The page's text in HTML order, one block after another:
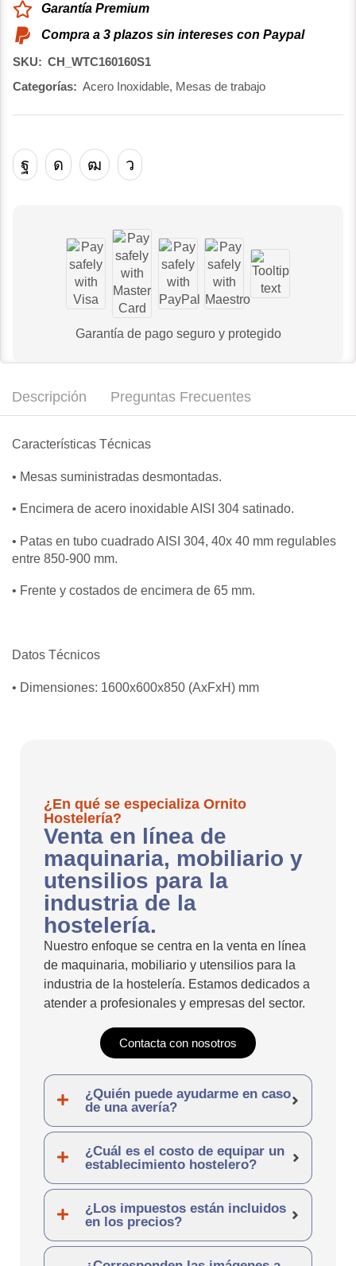
Garantía Premium
Compra a 3 plazos sin intereses con Paypal
SKU: CH_WTC160160S1
Categorías: Acero Inoxidable, Mesas de trabajo
Garantía de pago seguro y protegido
Descripción Preguntas Frecuentes
Características Técnicas
• Mesas suministradas desmontadas.
• Encimera de acero inoxidable AISI 304 satinado.
• Patas en tubo cuadrado AISI 304, 40x 40 mm regulables
entre 850-900 mm.
• Frente y costados de encimera de 65 mm.
Datos Técnicos
• Dimensiones: 1600x600x850 (AxFxH) mm
¿En qué se especializa Ornito
Hostelería?
Venta en línea de
maquinaria, mobiliario y
utensilios para la
industria de la
hostelería.
Nuestro enfoque se centra en la venta en línea
de maquinaria, mobiliario y utensilios para la
industria de la hostelería. Estamos dedicados a
atender a profesionales y empresas del sector.
Contacta con nosotros
¿Quién puede ayudarme en caso
de una avería?
¿Cuál es el costo de equipar un
establecimiento hostelero?
¿Los impuestos están incluidos
en los precios?